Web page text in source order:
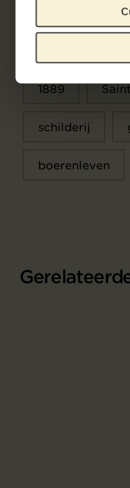
Zoek in de
1889
schilderij
boerenleven